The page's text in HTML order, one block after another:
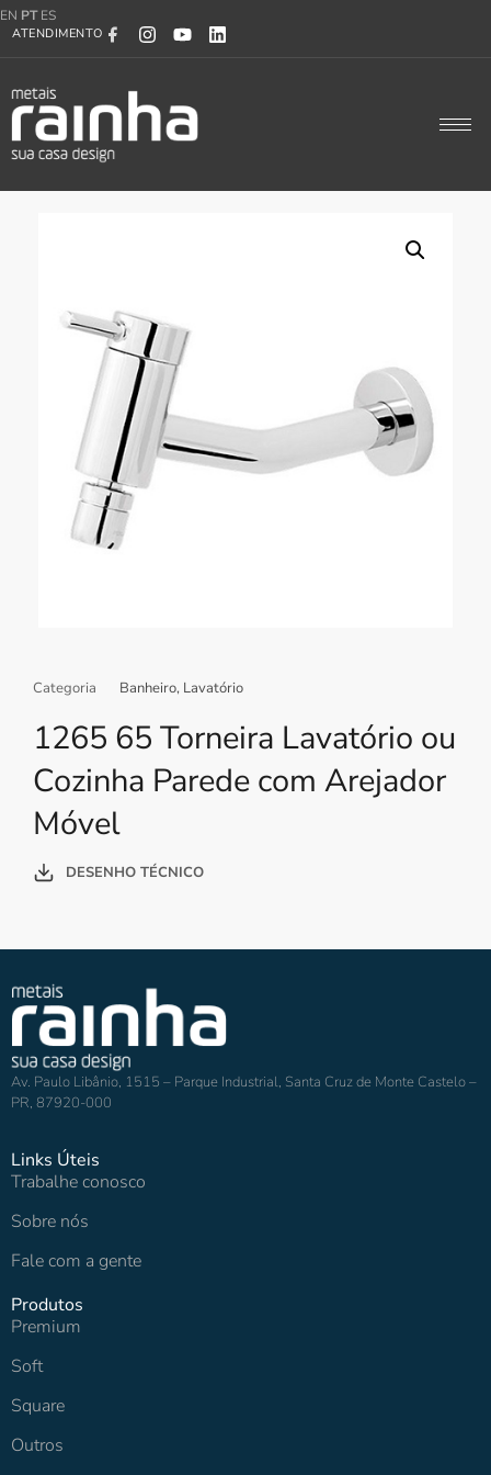
EN PT ES
ATENDIMENTO
Categoria Banheiro, Lavatório
1265 65 Torneira Lavatório ou
Cozinha Parede com Arejador
Móvel
DESENHO TÉCNICO
Av. Paulo Libânio, 1515 – Parque Industrial, Santa Cruz de Monte Castelo –
PR, 87920-000
Links Úteis
Trabalhe conosco
Sobre nós
Fale com a gente
Produtos
Premium
Soft
Square
Outros